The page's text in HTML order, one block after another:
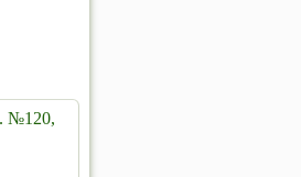
№120,